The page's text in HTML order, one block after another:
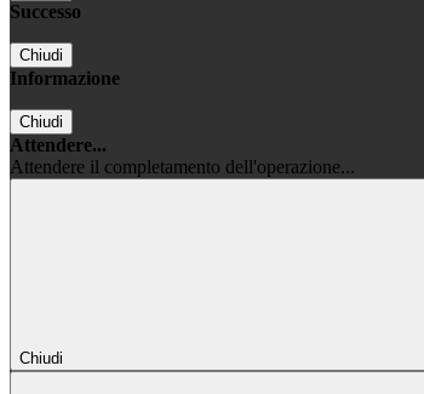
Successo
Chiudi
Informazione
Chiudi
Attendere...
Attendere il completamento dell'operazione...
Chiudi